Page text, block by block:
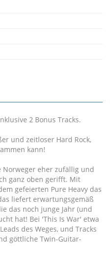
2 Bonus Tracks.
und zeitloser Hard Rock,
kann!
Norweger eher zufällig und
ganz oben gerifft. Mit
gefeierten Pure Heavy das
liefert erwartungsgemäß
das noch junge Jahr (und
hat! Bei 'This Is War' etwa
des Weges, und Tracks
göttliche Twin-Guitar-